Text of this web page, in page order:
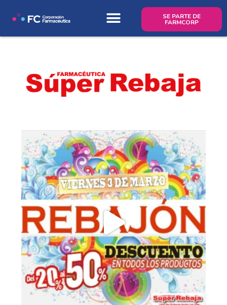
SE PARTE DE
FARMCORP